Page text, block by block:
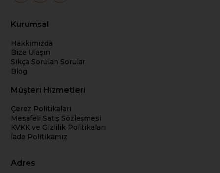
Kurumsal
Hakkımızda
Bize Ulaşın
Sıkça Sorulan Sorular
Blog
Müşteri Hizmetleri
Çerez Politikaları
Mesafeli Satış Sözleşmesi
KVKK ve Gizlilik Politikaları
İade Politikamız
Adres